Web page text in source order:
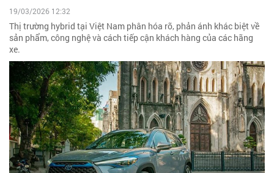
19/03/2026 12:32
Thị trường hybrid tại Việt Nam phân hóa rõ, phản ánh khác biệt về
sản phẩm, công nghệ và cách tiếp cận khách hàng của các hãng
xe.